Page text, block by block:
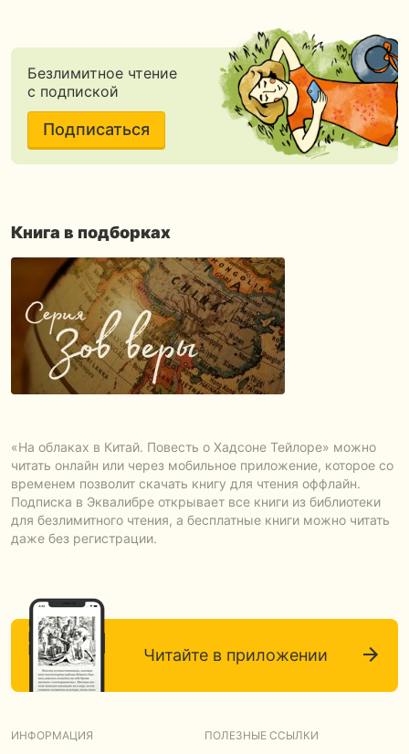
Безлимитное чтение
с подпиской
Подписаться
Книга в подборках
«На облаках в Китай. Повесть о Хадсоне Тейлоре» можно
читать онлайн или через мобильное приложение, которое со
временем позволит скачать книгу для чтения оффлайн.
Подписка в Эквалибре открывает все книги из библиотеки
для безлимитного чтения, а бесплатные книги можно читать
даже без регистрации.
Читайте в приложении
ИНФОРМАЦИЯ ПОЛЕЗНЫЕ ССЫЛКИ